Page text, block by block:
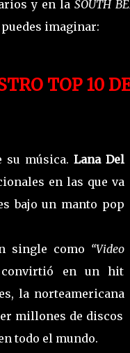
y en la SOUTH
imaginar:
TOP 10
su música. Lana Del
en las que va
bajo un manto pop
single como “Video
convirtió en un hit
la norteamericana
millones de discos
todo el mundo.